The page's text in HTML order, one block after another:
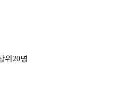
위20명